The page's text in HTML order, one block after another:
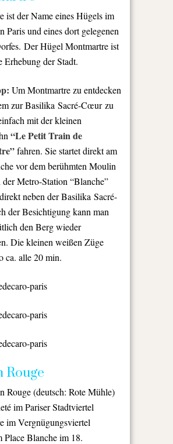
ist der Name eines Hügels im
Paris und eines dort gelegenen
Der Hügel Montmartre ist
Erhebung der Stadt.
Um Montmartre zu entdecken
zur Basilika Sacré-Cœurzu
mit der kleinen
“Le Petit Train de
fahren. Sie startet direkt am
vor dem berühmten Moulin
der Metro-Station “Blanche”
neben der Basilika Sacré-
der Besichtigung kann man
den Berg wieder
Die kleinen weißen Züge
ca. alle 20 min.
Rouge
Rouge(deutsch: Rote Mühle)
im Pariser Stadtviertel
im Vergnügungsviertel
Place Blancheim 18.